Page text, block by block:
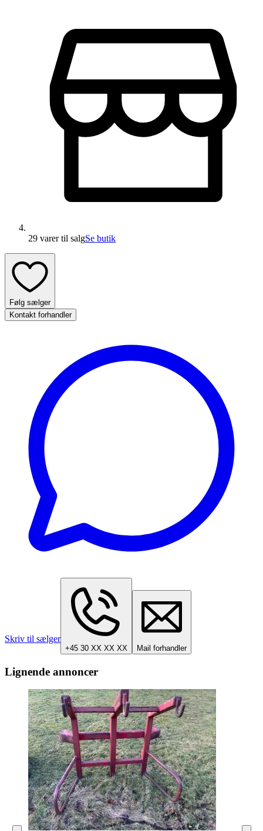
29 varertil salgSe butik
Følg sælger
Kontakt forhandler
Skriv til sælger
+45 30 XX XX XX Mail forhandler
Lignende annoncer